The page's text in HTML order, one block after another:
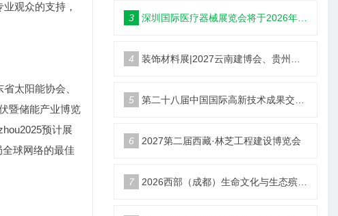
观众的支持，
太阳能协会、
暨储能产业博览
预计展
球网络的最佳
3 深圳国际医疗器械展览会将于2026年12月9日-11日举办
4 装饰材料展|2027云南建博会、贵州建博会
5 第二十八届中国国际高新技术成果交易会|智储未来 电联高交
6 2027第二届西藏·林芝工程建设博览会
7 2026西部（成都）生命文化与生态殡葬产业展览会